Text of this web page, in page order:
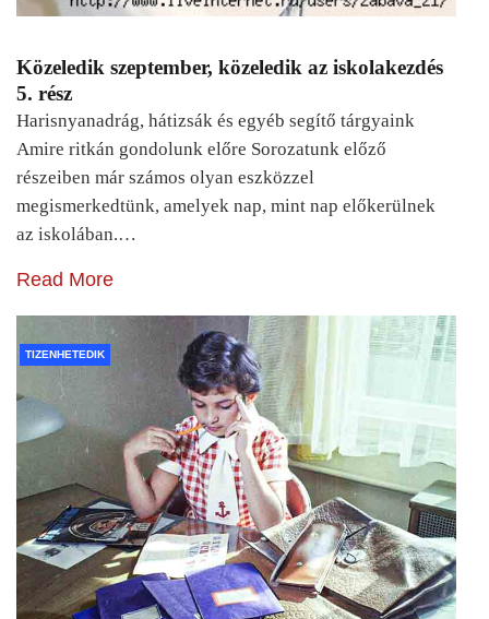
Közeledik szeptember, közeledik az iskolakezdés
5. rész
Harisnyanadrág, hátizsák és egyéb segítő tárgyaink
Amire ritkán gondolunk előre Sorozatunk előző
részeiben már számos olyan eszközzel
megismerkedtünk, amelyek nap, mint nap előkerülnek
az iskolában.…
Read More
TIZENHETEDIK